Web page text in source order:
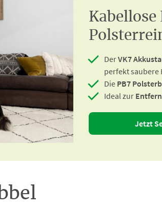
DerVK7
perfekt saubere
Die PB7
Ideal zur
Jetzt